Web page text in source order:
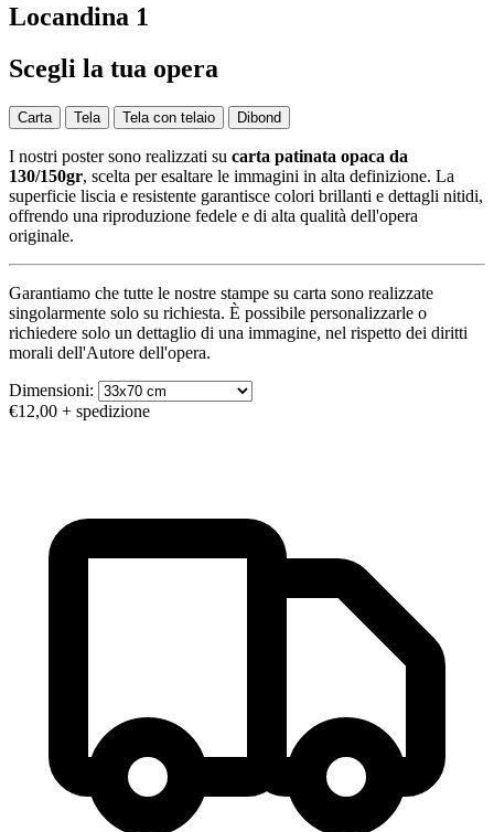
Locandina 1
Scegli la tua opera
Carta Tela Tela con telaio Dibond
I nostri poster sono realizzati su carta patinata opaca da
130/150gr, scelta per esaltare le immagini in alta definizione. La
superficie liscia e resistente garantisce colori brillanti e dettagli nitidi,
offrendo una riproduzione fedele e di alta qualità dell'opera
originale.
Garantiamo che tutte le nostre stampe su carta sono realizzate
singolarmente solo su richiesta. È possibile personalizzarle o
richiedere solo un dettaglio di una immagine, nel rispetto dei diritti
morali dell'Autore dell'opera.
Dimensioni:
€12,00 + spedizione